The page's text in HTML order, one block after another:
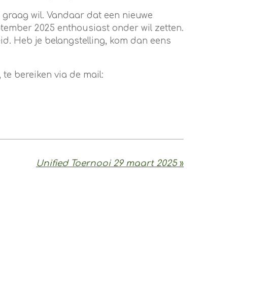
wil. Vandaar dat een nieuwe
2025 enthousiast onder wil zetten.
. Heb je belangstelling, kom dan eens
bereiken via de mail:
Unified Toernooi 29 maart 2025 »